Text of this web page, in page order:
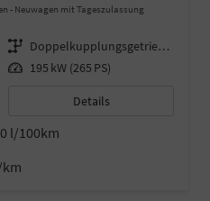
Neuwagen mit Tageszulassung
Getriebe
Doppelkupplungsgetriebe (DSG)
Leistung 195 kW (265 PS)
Details
l/100km
km